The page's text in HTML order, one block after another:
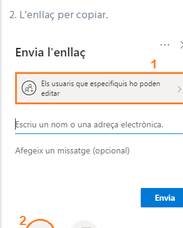
2. L'enllaç per copiar.